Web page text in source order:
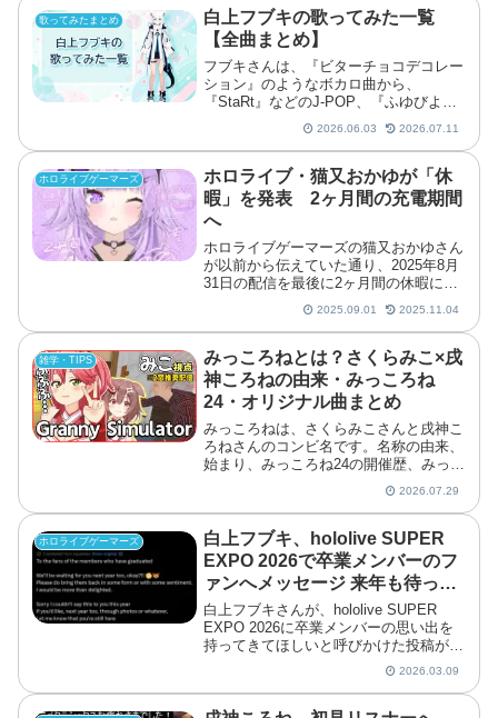
歌ってみたまとめ
白上フブキの歌ってみた一覧
【全曲まとめ】
フブキさんは、『ビターチョコデコレー
ション』のようなボカロ曲から、
『StaRt』などのJ-POP、『ふゆびよ
り』のようなアニメ関連楽曲まで、幅広
い曲を歌ってきました。
2026.06.03 2026.07.11
ホロライブゲーマーズ
ホロライブ・猫又おかゆが「休
暇」を発表 2ヶ月間の充電期間
へ
ホロライブゲーマーズの猫又おかゆさん
が以前から伝えていた通り、2025年8月
31日の配信を最後に2ヶ月間の休暇に入
ることを発表しました。
2025.09.01 2025.11.04
雑学・TIPS
みっころねとは？さくらみこ×戌
神ころねの由来・みっころね
24・オリジナル曲まとめ
みっころねは、さくらみこさんと戌神こ
ろねさんのコンビ名です。名称の由来、
始まり、みっころね24の開催歴、みっこ
ろね神社、オリジナル曲2曲を一次情報
2026.07.29
ホロライブゲーマーズ
白上フブキ、hololive SUPER
EXPO 2026で卒業メンバーのフ
ァンへメッセージ 来年も待って
ると呼びかけ
白上フブキさんが、hololive SUPER
EXPO 2026に卒業メンバーの思い出を
持ってきてほしいと呼びかけた投稿が注
目を集めています。白上フブキがEXPO
2026で卒業メンバーのファンへメッセ
ージ白上フブキさんは、卒業メンバー
2026.03.09